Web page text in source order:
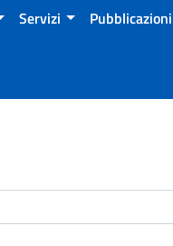
Servizi Pubblicazioni
- Eventi